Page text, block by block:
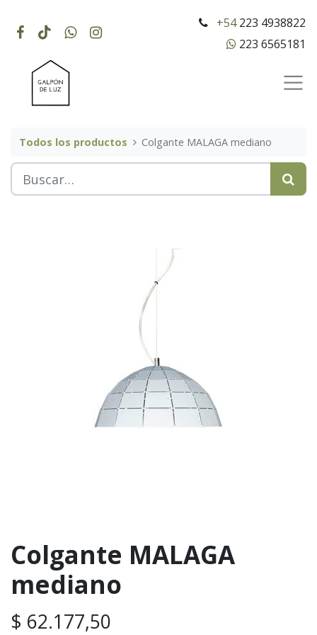
+54223 4938822
223 6565181
Todos los productos Colgante MALAGA mediano
Colgante MALAGA
mediano
$ 62.177,50